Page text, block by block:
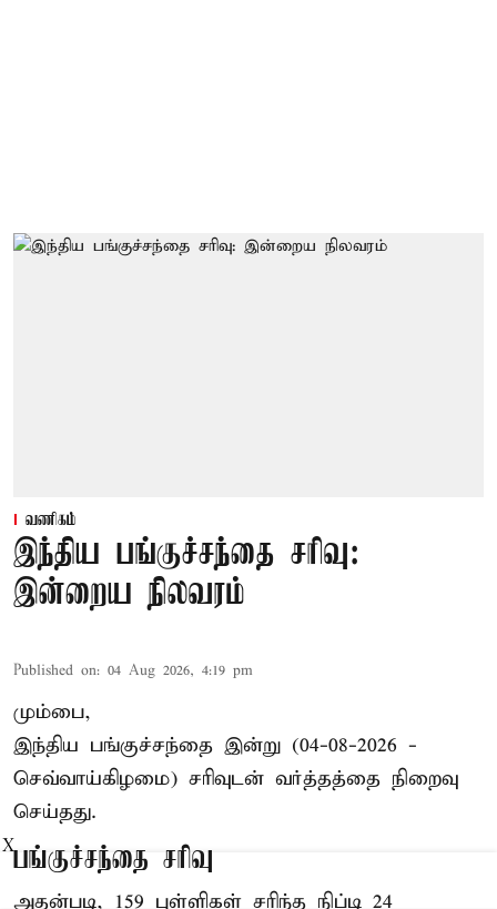
வணிகம்
இந்திய பங்குச்சந்தை சரிவு:
இன்றைய நிலவரம்
Published on: 04 Aug 2026, 4:19 pm
மும்பை,
இந்திய பங்குச்சந்தை இன்று (04-08-2026 -
செவ்வாய்கிழமை) சரிவுடன் வர்த்தத்தை நிறைவு
செய்தது.
பங்குச்சந்தை சரிவு
அதன்படி, 159 புள்ளிகள் சரிந்த நிப்டி 24
X